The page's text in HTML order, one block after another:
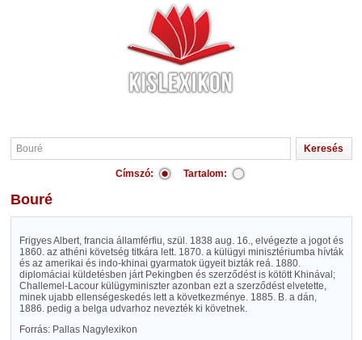
Címszó: Tartalom:
Bouré
Frigyes Albert, francia államférfiu, szül. 1838 aug. 16., elvégezte a jogot és
1860. az athéni követség titkára lett. 1870. a külügyi minisztériumba hívták
és az amerikai és indo-khinai gyarmatok ügyeit bizták reá. 1880.
diplomáciai küldetésben járt Pekingben és szerződést is kötött Khinával;
Challemel-Lacour külügyminiszter azonban ezt a szerződést elvetette,
minek ujabb ellenségeskedés lett a következménye. 1885. B. a dán,
1886. pedig a belga udvarhoz nevezték ki követnek.
Forrás: Pallas Nagylexikon